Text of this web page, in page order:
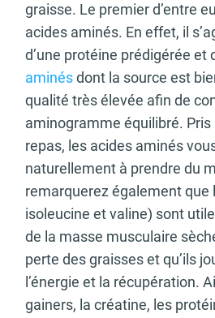
graisse. Le premier d’entre
acides aminés. En effet, il
d’une protéine prédigérée et
aminésdont la source est
qualité très élevée afin de
aminogramme équilibré. Pris
repas, les acides aminés
naturellement à prendre du
remarquerez également que
isoleucine et valine) sont
de la masse musculaire
perte des graisses et qu’ils
l’énergie et la récupération.
gainers, la créatine, les